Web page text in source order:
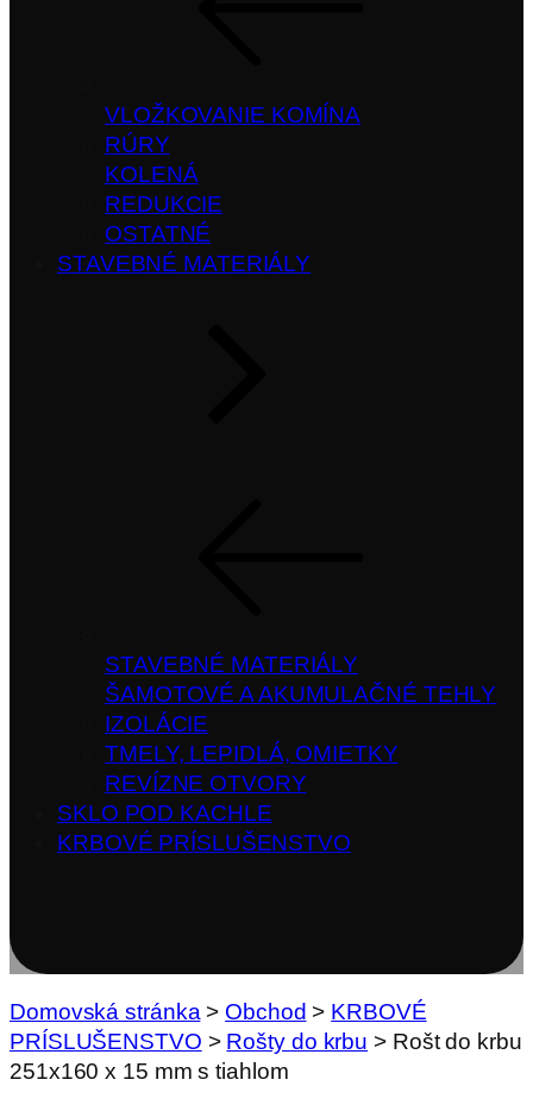
VLOŽKOVANIE KOMÍNA
RÚRY
KOLENÁ
REDUKCIE
OSTATNÉ
STAVEBNÉ MATERIÁLY
STAVEBNÉ MATERIÁLY
ŠAMOTOVÉ A AKUMULAČNÉ TEHLY
IZOLÁCIE
TMELY, LEPIDLÁ, OMIETKY
REVÍZNE OTVORY
SKLO POD KACHLE
KRBOVÉ PRÍSLUŠENSTVO
Domovská stránka > Obchod > KRBOVÉ
PRÍSLUŠENSTVO > Rošty do krbu > Rošt do krbu
251x160 x 15 mm s tiahlom